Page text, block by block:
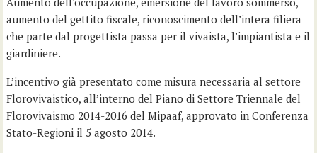
aumento del gettito fiscale, riconoscimento dell’intera filiera
che parte dal progettista passa per il vivaista, l’impiantista e il
giardiniere.
L’incentivo già presentato come misura necessaria al settore
Florovivaistico, all’interno del Piano di Settore Triennale del
Florovivaismo 2014-2016 del Mipaaf, approvato in Conferenza
Stato-Regioni il 5 agosto 2014.